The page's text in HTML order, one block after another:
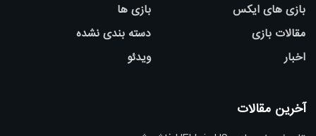
بازی های ایکس
مقالات بازی
اخبار
بازی ها
دسته بندی نشده
ویدئو
آخرین مقالات